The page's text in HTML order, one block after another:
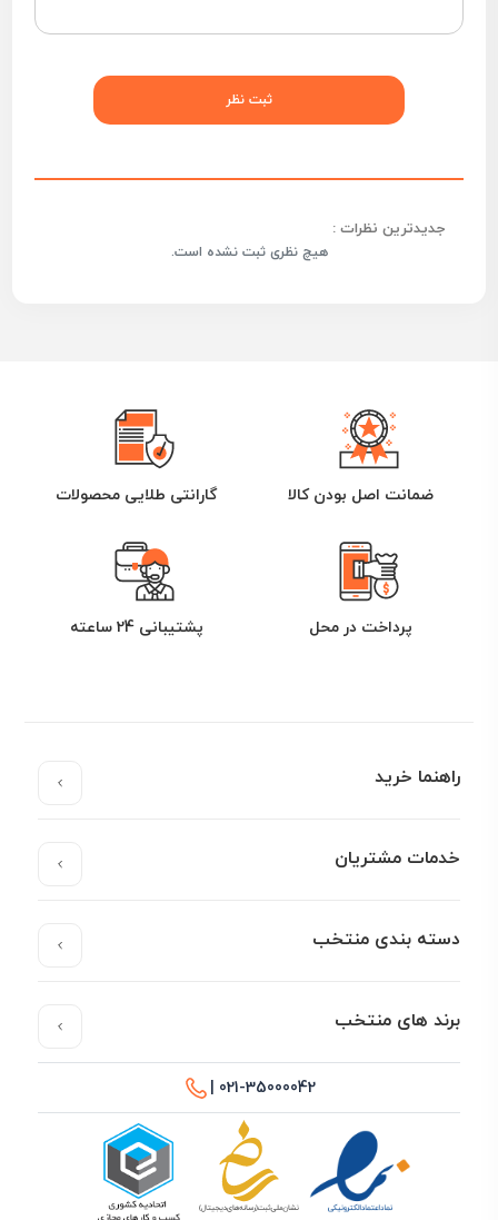
جدیدترین نظرات :
هیچ نظری ثبت نشده است.
ضمانت اصل بودن کالا گارانتی طلایی محصولات
پرداخت در محل پشتیبانی 24 ساعته
راهنما خرید
خدمات مشتریان
دسته بندی منتخب
برند های منتخب
021-35000042 |